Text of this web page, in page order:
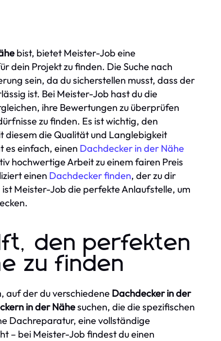
bist, bietet Meister-Job eine
dein Projekt zu finden. Die Suche nach
sein, da du sicherstellen musst, dass der
ist. Bei Meister-Job hast du die
ihre Bewertungen zu überprüfen
zu finden. Es ist wichtig, den
diesem die Qualität und Langlebigkeit
es einfach, einen Dachdecker in der Nähe
hochwertige Arbeit zu einem fairen Preis
einen Dachdecker finden, der zu dir
Meister-Job die perfekte Anlaufstelle, um
den perfekten
zu finden
auf der du verschiedene Dachdecker in der
in der Nähesuchen, die die spezifischen
Dachreparatur, eine vollständige
– bei Meister-Job findest du einen